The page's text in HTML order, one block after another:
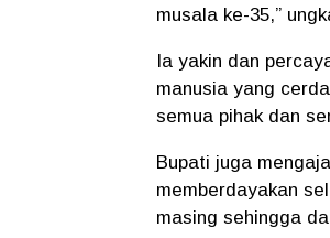
musala ke-35,”
Ia yakin dan
manusia yang
semua pihak dan
Bupati juga
memberdayakan
masing sehingga